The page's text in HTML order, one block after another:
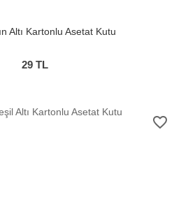
Altı Kartonlu Asetat Kutu
29 TL
favorite_border